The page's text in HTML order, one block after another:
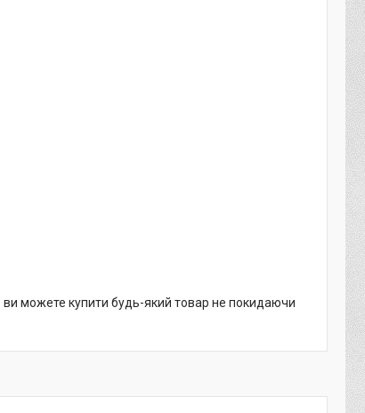
ви можете купити будь-який товар не покидаючи